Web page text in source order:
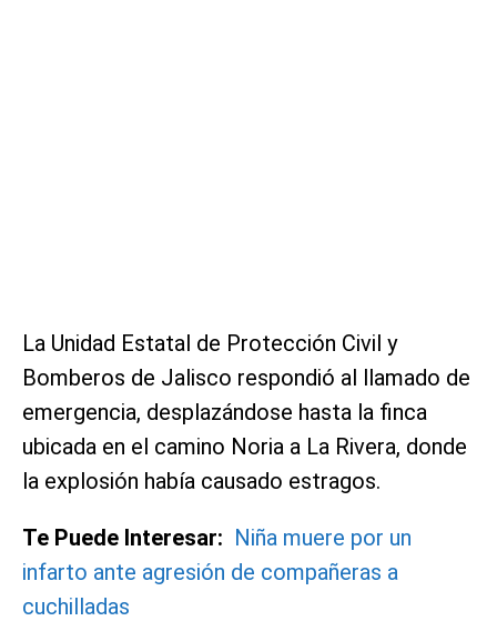
La Unidad Estatal de Protección Civil y
Bomberos de Jalisco respondió al llamado de
emergencia, desplazándose hasta la finca
ubicada en el camino Noria a La Rivera, donde
la explosión había causado estragos.
Te Puede Interesar: Niña muere por un
infarto ante agresión de compañeras a
cuchilladas